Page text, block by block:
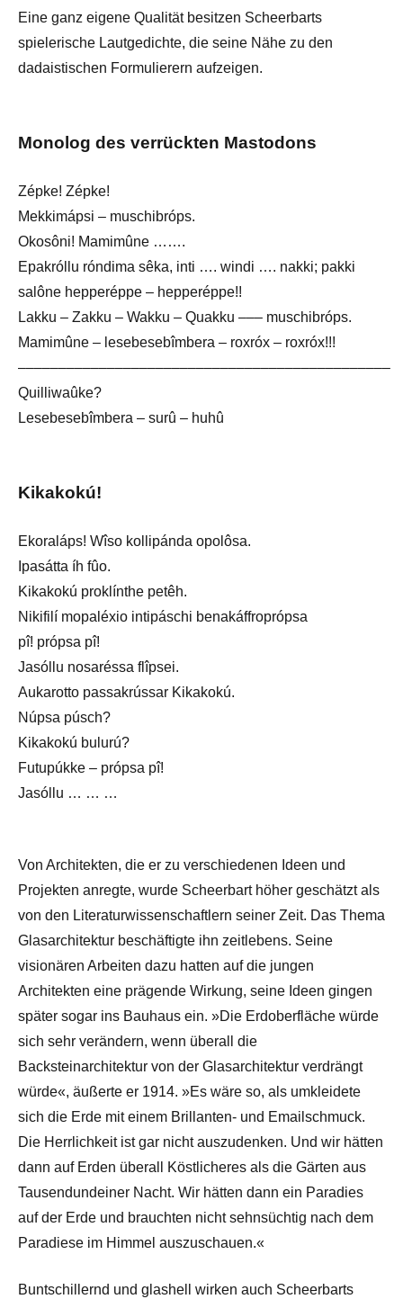
Eine ganz eigene Qualität besitzen Scheerbarts
spielerische Lautgedichte, die seine Nähe zu den
dadaistischen Formulierern aufzeigen.
Monolog des verrückten Mastodons
Zépke! Zépke!
Mekkimápsi – muschibróps.
Okosôni! Mamimûne …….
Epakróllu róndima sêka, inti …. windi …. nakki; pakki
salône hepperéppe – hepperéppe!!
Lakku – Zakku – Wakku – Quakku ––– muschibróps.
Mamimûne – lesebesebîmbera – roxróx – roxróx!!!
––––––––––––––––––––––––––––––––––––––––––––––
Quilliwaûke?
Lesebesebîmbera – surû – huhû
Kikakokú!
Ekoraláps! Wîso kollipánda opolôsa.
Ipasátta íh fûo.
Kikakokú proklínthe petêh.
Nikifilí mopaléxio intipáschi benakáffroprópsa
pî! própsa pî!
Jasóllu nosaréssa flîpsei.
Aukarotto passakrússar Kikakokú.
Núpsa púsch?
Kikakokú bulurú?
Futupúkke – própsa pî!
Jasóllu … … …
Von Architekten, die er zu verschiedenen Ideen und
Projekten anregte, wurde Scheerbart höher geschätzt als
von den Literaturwissenschaftlern seiner Zeit. Das Thema
Glasarchitektur beschäftigte ihn zeitlebens. Seine
visionären Arbeiten dazu hatten auf die jungen
Architekten eine prägende Wirkung, seine Ideen gingen
später sogar ins Bauhaus ein. »Die Erdoberfläche würde
sich sehr verändern, wenn überall die
Backsteinarchitektur von der Glasarchitektur verdrängt
würde«, äußerte er 1914. »Es wäre so, als umkleidete
sich die Erde mit einem Brillanten- und Emailschmuck.
Die Herrlichkeit ist gar nicht auszudenken. Und wir hätten
dann auf Erden überall Köstlicheres als die Gärten aus
Tausendundeiner Nacht. Wir hätten dann ein Paradies
auf der Erde und brauchten nicht sehnsüchtig nach dem
Paradiese im Himmel auszuschauen.«
Buntschillernd und glashell wirken auch Scheerbarts